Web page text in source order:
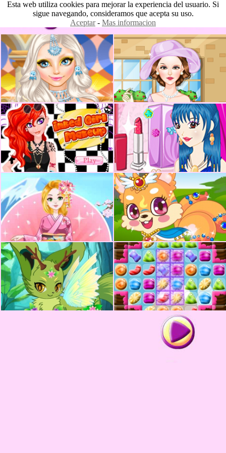
Esta web utiliza cookies para mejorar la experiencia del usuario. Si
sigue navegando, consideramos que acepta su uso.
Aceptar- Mas informacion